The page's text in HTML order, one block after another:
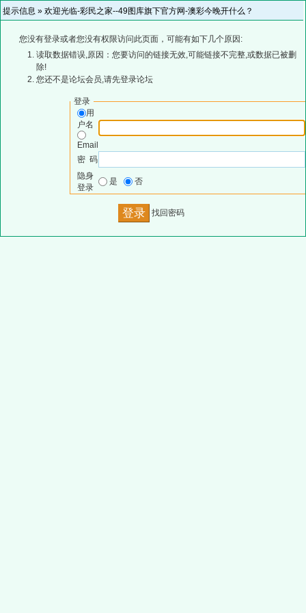
提示信息 » 欢迎光临-彩民之家--49图库旗下官方网-澳彩今晚开什么？
您没有登录或者您没有权限访问此页面，可能有如下几个原因:
读取数据错误,原因：您要访问的链接无效,可能链接不完整,或数据已被删
除!
您还不是论坛会员,请先登录论坛
登录
用
户名
Email
密 码
隐身
登录
是 否
找回密码